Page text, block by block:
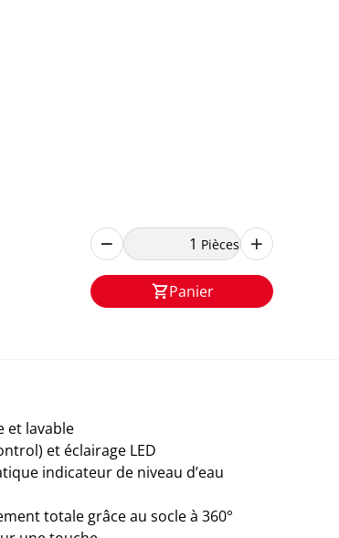
Pièces
Panier
et lavable
et éclairage LED
indicateur de niveau d’eau
totale grâce au socle à 360°